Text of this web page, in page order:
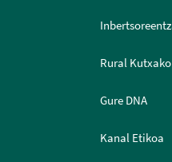
Rural
Gure DNA
Kanal Etikoa